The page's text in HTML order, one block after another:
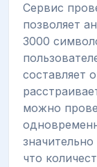
Сервис
позволяет
3000
составляет
можно
что